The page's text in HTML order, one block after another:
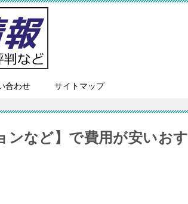
合わせ サイトマップ
ンなど】で費用が安いおす